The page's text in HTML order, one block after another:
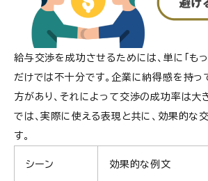
給与交渉を成功させるためには、単に「も
だけでは不十分です。企業に納得感を持っ
方があり、それによって交渉の成功率は大
では、実際に使える表現と共に、効果的な
す。
シーン 効果的な例文